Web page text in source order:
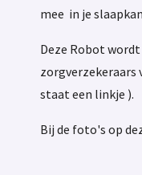
mee in je
Deze Robot
zorgverzekeraars
staat een linkje ).
Bij de foto's op